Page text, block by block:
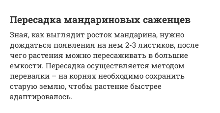
Пересадка мандариновых саженцев
Зная, как выглядит росток мандарина, нужно
дождаться появления на нем 2-3 листиков, после
чего растения можно пересаживать в большие
емкости. Пересадка осуществляется методом
перевалки – на корнях необходимо сохранить
старую землю, чтобы растение быстрее
адаптировалось.